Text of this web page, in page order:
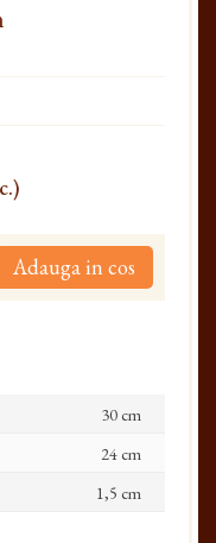
Adauga in cos
30 cm
24 cm
1,5 cm